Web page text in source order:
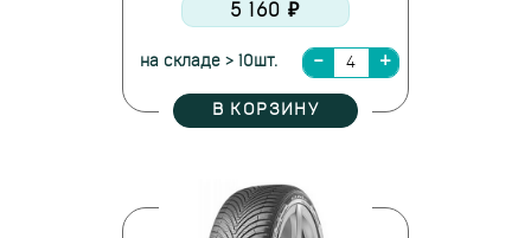
5 160 ₽
на складе > 10шт.
В КОРЗИНУ